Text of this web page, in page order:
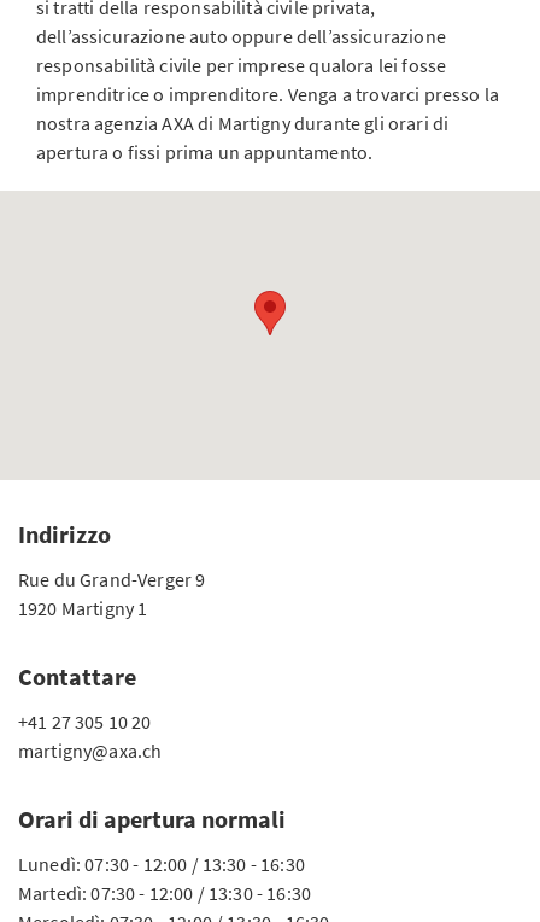
si tratti della responsabilità civile privata,
dell’assicurazione auto oppure dell’assicurazione
responsabilità civile per imprese qualora lei fosse
imprenditrice o imprenditore. Venga a trovarci presso la
nostra agenzia AXA di Martigny durante gli orari di
apertura o fissi prima un appuntamento.
Indirizzo
Rue du Grand-Verger 9
1920 Martigny 1
Contattare
+41 27 305 10 20
martigny@axa.ch
Orari di apertura normali
Lunedì: 07:30 - 12:00 / 13:30 - 16:30
Martedì: 07:30 - 12:00 / 13:30 - 16:30